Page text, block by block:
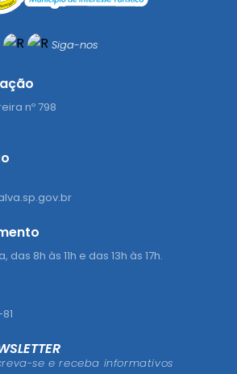
Siga-nos
nº 798
das 8h às 11h e das 13h às 17h.
se e receba informativos